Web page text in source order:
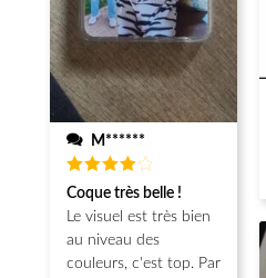
M******
Note4
sur 5
Coque très belle !
Le visuel est très bien
au niveau des
couleurs, c'est top. Par